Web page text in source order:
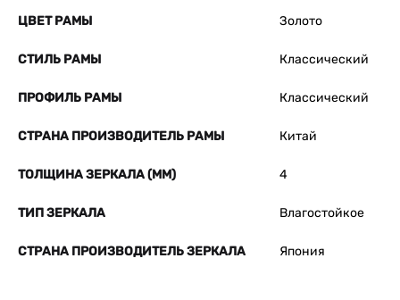
ЦВЕТ РАМЫ Золото
СТИЛЬ РАМЫ Классический
ПРОФИЛЬ РАМЫ Классический
СТРАНА ПРОИЗВОДИТЕЛЬ РАМЫ Китай
ТОЛЩИНА ЗЕРКАЛА (ММ) 4
ТИП ЗЕРКАЛА Влагостойкое
СТРАНА ПРОИЗВОДИТЕЛЬ ЗЕРКАЛА Япония